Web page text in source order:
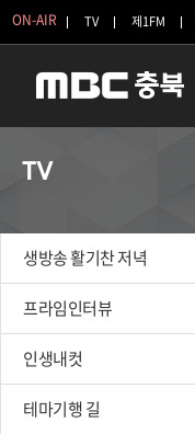
ON-AIR TV 제1FM
TV
생방송 활기찬 저녁
프라임인터뷰
인생내컷
테마기행 길